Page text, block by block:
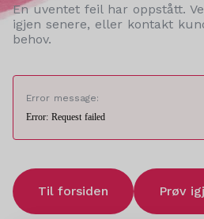
En uventet feil har oppstått.
igjen senere, eller kontakt
behov.
Error message:
Error: Request failed
Til forsiden Prøv